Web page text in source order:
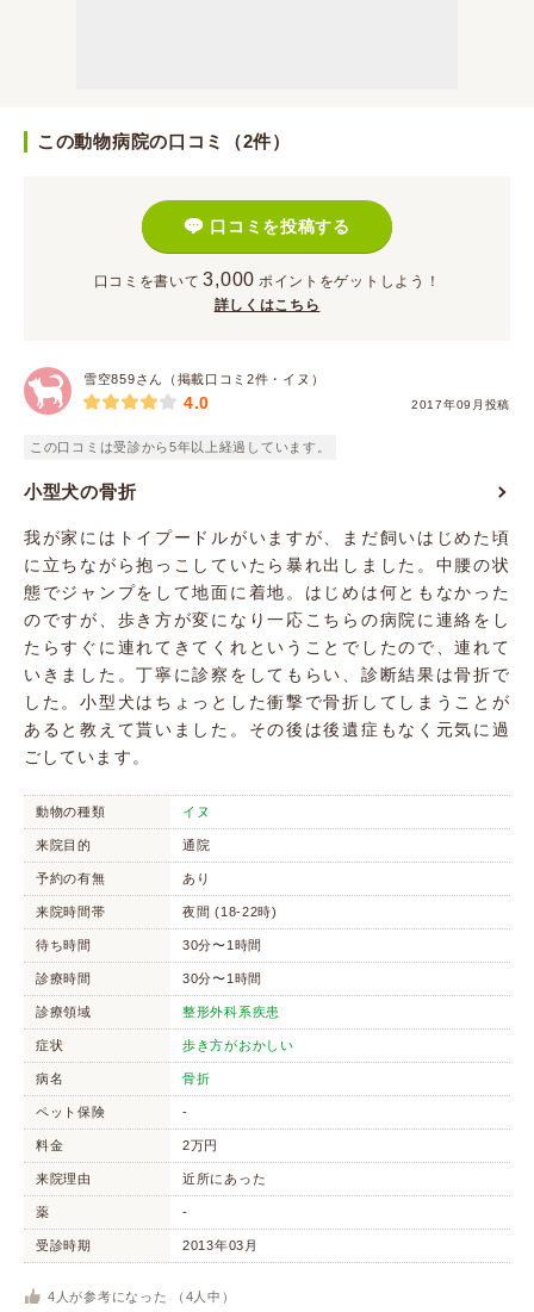
この動物病院の口コミ（2件）
口コミを投稿する
口コミを書いて 3,000 ポイント をゲットしよう！
詳しくはこちら
雪空859さん（掲載口コミ2件・イヌ）
2017年09月投稿
4.0
この口コミは受診から5年以上経過しています。
小型犬の骨折
我が家にはトイプードルがいますが、まだ飼いはじめた頃
に立ちながら抱っこしていたら暴れ出しました。中腰の状
態でジャンプをして地面に着地。はじめは何ともなかった
のですが、歩き方が変になり一応こちらの病院に連絡をし
たらすぐに連れてきてくれということでしたので、連れて
いきました。丁寧に診察をしてもらい、診断結果は骨折で
した。小型犬はちょっとした衝撃で骨折してしまうことが
あると教えて貰いました。その後は後遺症もなく元気に過
ごしています。
動物の種類 イヌ
来院目的 通院
予約の有無 あり
来院時間帯 夜間 (18-22時)
待ち時間 30分〜1時間
診療時間 30分〜1時間
診療領域 整形外科系疾患
症状 歩き方がおかしい
病名 骨折
ペット保険 -
料金 2万円
来院理由 近所にあった
薬 -
受診時期 2013年03月
4 人が参考になった （ 4 人中）